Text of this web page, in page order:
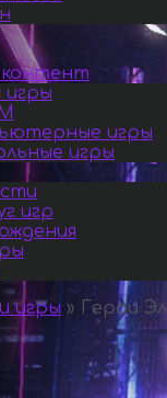
игры
игры
игры
игр
игры » Герои